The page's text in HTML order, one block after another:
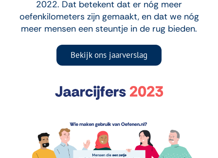
2022. Dat betekent dat er nóg meer
oefenkilometers zijn gemaakt, en dat we nóg
meer mensen een steuntje in de rug bieden.
Bekijk ons jaarverslag